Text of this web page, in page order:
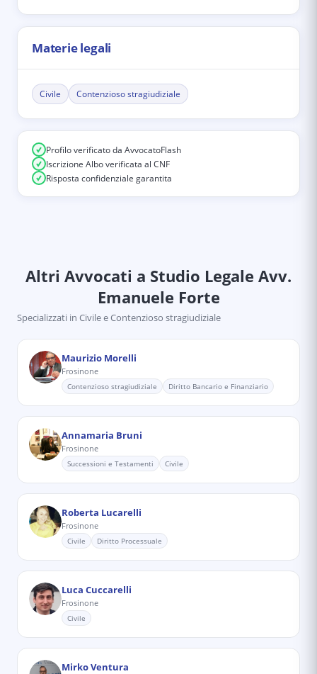
Materie legali
Civile Contenzioso stragiudiziale
Profilo verificato da AvvocatoFlash
Iscrizione Albo verificata al CNF
Risposta confidenziale garantita
Altri Avvocati a Studio Legale Avv.
Emanuele Forte
Specializzati in Civile e Contenzioso stragiudiziale
Maurizio Morelli
Frosinone
Contenzioso stragiudiziale Diritto Bancario e Finanziario
Annamaria Bruni
Frosinone
Successioni e Testamenti Civile
Roberta Lucarelli
Frosinone
Civile Diritto Processuale
Luca Cuccarelli
Frosinone
Civile
Mirko Ventura